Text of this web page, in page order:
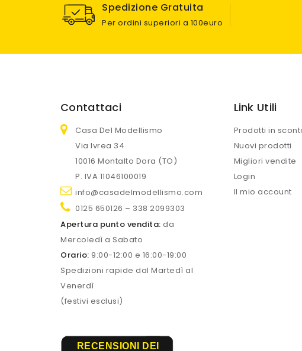
Spedizione Gratuita
Per ordini superiori a 100euro
Contattaci
Casa Del Modellismo
Via Ivrea 34
10016 Montalto Dora (TO)
P. IVA 11046100019
info@casadelmodellismo.com
0125 650126 – 338 2099303
Apertura punto vendita: da
Mercoledì a Sabato
Orario: 9:00-12:00 e 16:00-19:00
Spedizioni rapide dal Martedì al
Venerdì
(festivi esclusi)
Link Utili
Prodotti in
Nuovi prodotti
Migliori vendite
Login
Il mio account
RECENSIONI DEI